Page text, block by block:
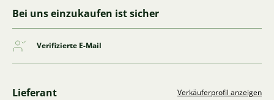
Bei uns einzukaufen ist sicher
Verifizierte E-Mail
Lieferant Verkäuferprofil anzeigen